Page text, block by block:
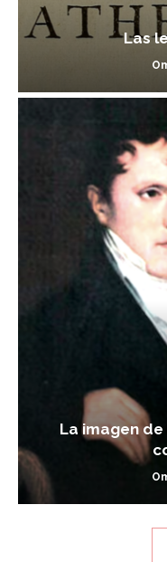
Las
La imagen